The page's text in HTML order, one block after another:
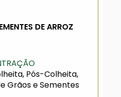
DE ARROZ
Pós-Colheita,
Grãos e Sementes